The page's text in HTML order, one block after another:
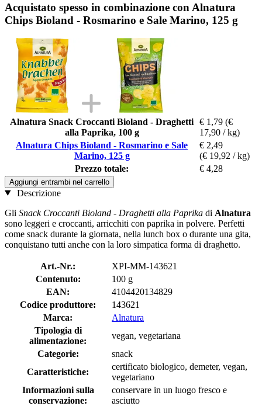
Acquistato spesso in combinazione con Alnatura
Chips Bioland - Rosmarino e Sale Marino, 125 g
Alnatura Snack Croccanti Bioland - Draghetti
alla Paprika, 100 g
€ 1,79 (€
17,90 / kg)
Alnatura Chips Bioland - Rosmarino e Sale
Marino, 125 g
€ 2,49
(€ 19,92 / kg)
Prezzo totale:
€ 4,28
Aggiungi entrambi nel carrello
Descrizione
Gli Snack Croccanti Bioland - Draghetti alla Paprika di Alnatura
sono leggeri e croccanti, arricchiti con paprika in polvere. Perfetti
come snack durante la giornata, nella lunch box o durante una gita,
conquistano tutti anche con la loro simpatica forma di draghetto.
Art.-Nr.:
XPI-MM-143621
Contenuto:
100 g
EAN:
4104420134829
Codice produttore:
143621
Marca:
Alnatura
Tipologia di
alimentazione:
vegan, vegetariana
Categorie:
snack
Caratteristiche:
certificato biologico, demeter, vegan,
vegetariano
Informazioni sulla
conservazione:
conservare in un luogo fresco e
asciutto